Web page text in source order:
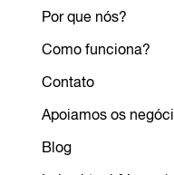
Por que nós?
Como funciona?
Contato
Apoiamos os
Blog